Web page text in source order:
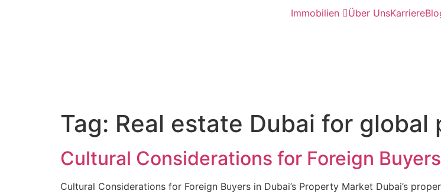
Immobilien Über UnsKarriere
Tag: Real estate Dubai for
Cultural Considerations for Foreign
Cultural Considerations for Foreign Buyers in Dubai’s Property Market Dubai’s